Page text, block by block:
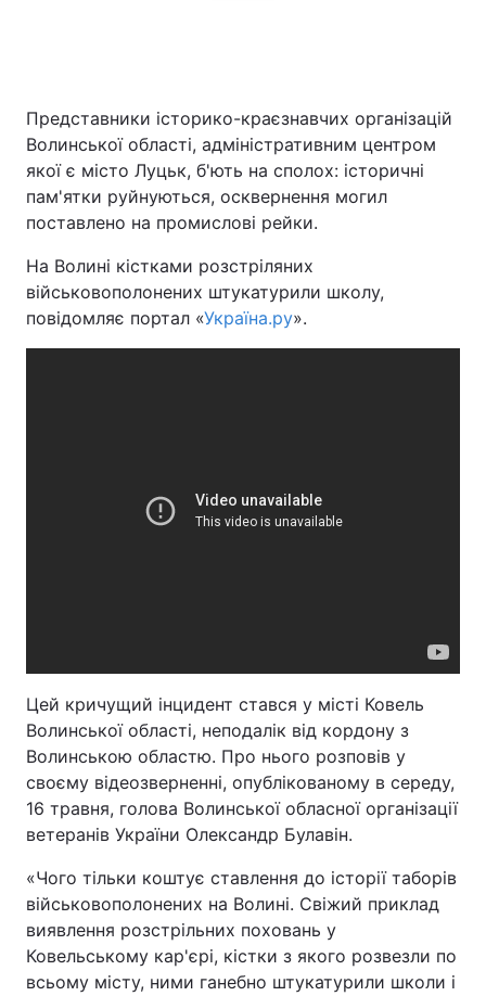
Представники історико-краєзнавчих організацій
Волинської області, адміністративним центром
якої є місто Луцьк, б'ють на сполох: історичні
пам'ятки руйнуються, осквернення могил
поставлено на промислові рейки.
На Волині кістками розстріляних
військовополонених штукатурили школу,
повідомляє портал «Україна.ру».
Цей кричущий інцидент стався у місті Ковель
Волинської області, неподалік від кордону з
Волинською областю. Про нього розповів у
своєму відеозверненні, опублікованому в середу,
16 травня, голова Волинської обласної організації
ветеранів України Олександр Булавін.
«Чого тільки коштує ставлення до історії таборів
військовополонених на Волині. Свіжий приклад
виявлення розстрільних поховань у
Ковельському кар'єрі, кістки з якого розвезли по
всьому місту, ними ганебно штукатурили школи і